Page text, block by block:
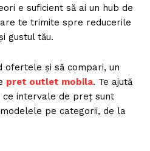
e suficient să ai un hub de
te trimite spre reducerile
gustul tău.
ofertele și să compari, un
pret outlet mobila. Te ajută
intervale de preț sunt
pe categorii, de la